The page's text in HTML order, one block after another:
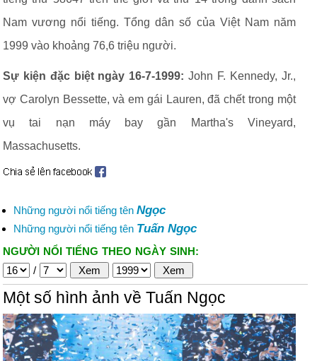
Nam vương nổi tiếng. Tổng dân số của Việt Nam năm
1999 vào khoảng 76,6 triệu người.
Sự kiện đặc biệt ngày 16-7-1999: John F. Kennedy, Jr.,
vợ Carolyn Bessette, và em gái Lauren, đã chết trong một
vụ tai nạn máy bay gần Martha's Vineyard,
Massachusetts.
Những người nổi tiếng tên Ngọc
Những người nổi tiếng tên Tuấn Ngọc
NGƯỜI NỔI TIẾNG THEO NGÀY SINH:
/
Một số hình ảnh về Tuấn Ngọc